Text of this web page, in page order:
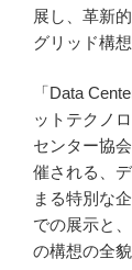
展し、革新
グリッド構
「Data
ットテクノ
センター協
催される、
まる特別な
での展示と
の構想の全